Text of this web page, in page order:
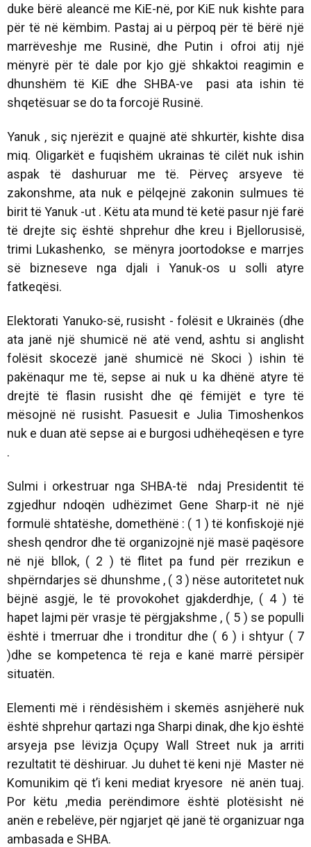
duke bërë aleancë me KiE-në, por KiE nuk kishte para
për të në këmbim. Pastaj ai u përpoq për të bërë një
marrëveshje me Rusinë, dhe Putin i ofroi atij një
mënyrë për të dale por kjo gjë shkaktoi reagimin e
dhunshëm të KiE dhe SHBA-ve pasi ata ishin të
shqetësuar se do ta forcojë Rusinë.
Yanuk , siç njerëzit e quajnë atë shkurtër, kishte disa
miq. Oligarkët e fuqishëm ukrainas të cilët nuk ishin
aspak të dashuruar me të. Përveç arsyeve të
zakonshme, ata nuk e pëlqejnë zakonin sulmues të
birit të Yanuk -ut . Këtu ata mund të ketë pasur një farë
të drejte siç është shprehur dhe kreu i Bjellorusisë,
trimi Lukashenko, se mënyra joortodokse e marrjes
së bizneseve nga djali i Yanuk-os u solli atyre
fatkeqësi.
Elektorati Yanuko-së, rusisht - folësit e Ukrainës (dhe
ata janë një shumicë në atë vend, ashtu si anglisht
folësit skocezë janë shumicë në Skoci ) ishin të
pakënaqur me të, sepse ai nuk u ka dhënë atyre të
drejtë të flasin rusisht dhe që fëmijët e tyre të
mësojnë në rusisht. Pasuesit e Julia Timoshenkos
nuk e duan atë sepse ai e burgosi udhëheqësen e tyre
.
Sulmi i orkestruar nga SHBA-të ndaj Presidentit të
zgjedhur ndoqën udhëzimet Gene Sharp-it në një
formulë shtatëshe, domethënë : ( 1 ) të konfiskojë një
shesh qendror dhe të organizojnë një masë paqësore
në një bllok, ( 2 ) të flitet pa fund për rrezikun e
shpërndarjes së dhunshme , ( 3 ) nëse autoritetet nuk
bëjnë asgjë, le të provokohet gjakderdhje, ( 4 ) të
hapet lajmi për vrasje të përgjakshme , ( 5 ) se populli
është i tmerruar dhe i tronditur dhe ( 6 ) i shtyur ( 7
)dhe se kompetenca të reja e kanë marrë përsipër
situatën.
Elementi më i rëndësishëm i skemës asnjëherë nuk
është shprehur qartazi nga Sharpi dinak, dhe kjo është
arsyeja pse lëvizja Oçupy Wall Street nuk ja arriti
rezultatit të dëshiruar. Ju duhet të keni një Master në
Komunikim që t’i keni mediat kryesore në anën tuaj.
Por këtu ,media perëndimore është plotësisht në
anën e rebelëve, për ngjarjet që janë të organizuar nga
ambasada e SHBA.